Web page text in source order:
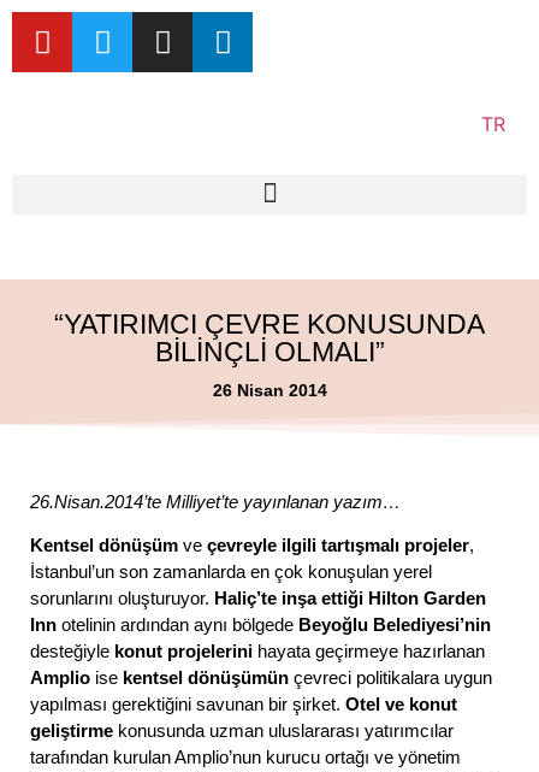
TR
“YATIRIMCI ÇEVRE KONUSUNDA
BİLİNÇLİ OLMALI”
26 Nisan 2014
26.Nisan.2014’te Milliyet’te yayınlanan yazım…
Kentsel dönüşüm ve çevreyle ilgili tartışmalı projeler,
İstanbul’un son zamanlarda en çok konuşulan yerel
sorunlarını oluşturuyor. Haliç’te inşa ettiği Hilton Garden
Inn otelinin ardından aynı bölgede Beyoğlu Belediyesi’nin
desteğiyle konut projelerini hayata geçirmeye hazırlanan
Amplio ise kentsel dönüşümün çevreci politikalara uygun
yapılması gerektiğini savunan bir şirket. Otel ve konut
geliştirme konusunda uzman uluslararası yatırımcılar
tarafından kurulan Amplio’nun kurucu ortağı ve yönetim